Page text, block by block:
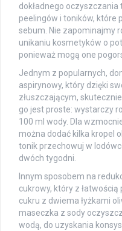
dokładnego
peelingów i toników, które
sebum. Nie zapominajmy
unikaniu kosmetyków o
ponieważ mogą one
Jednym z popularnych,
aspirynowy, który dzięki
złuszczającym,
go jest proste: wystarczy
100 ml wody. Dla
można dodać kilka kropel
tonik przechowuj w
dwóch tygodni.
Innym sposobem na
cukrowy, który z
cukru z dwiema łyżkami
maseczka z sody
wodą, do uzyskania